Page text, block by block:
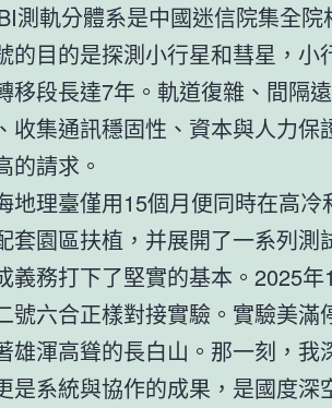
測軌分體系是中國迷信院集全院
的目的是探測小行星和彗星，小
移段長達7年。軌道復雜、間隔
收集通訊穩固性、資本與人力保
的請求。
地理臺僅用15個月便同時在高
套園區扶植，并展開了一系列測
義務打下了堅實的基本。2025
號六合正樣對接實驗。實驗美滿
雄渾高聳的長白山。那一刻，
是系統與協作的成果，是國度深